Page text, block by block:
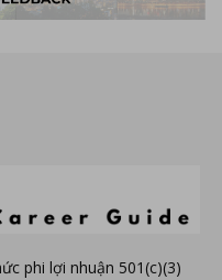
phi lợi nhuận 501(c)(3)